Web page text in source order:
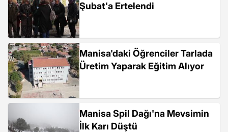
Şubat'a Ertelendi
Manisa'daki Öğrenciler Tarlada
Üretim Yaparak Eğitim Alıyor
Manisa Spil Dağı'na Mevsimin
İlk Karı Düştü